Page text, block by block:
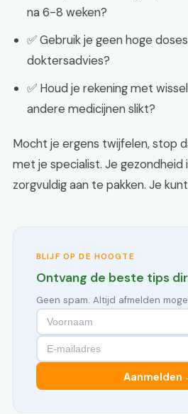
na 6-8 weken?
✅ Gebruik je geen hoge
doktersadvies?
✅ Houd je rekening met
andere medicijnen slikt?
Mocht je ergens twijfelen, stop
met je specialist. Je
zorgvuldig aan te pakken. Je
BLIJF OP DE HOOGTE
Ontvang de beste tips
Geen spam. Altijd afmelden
Aanmelden